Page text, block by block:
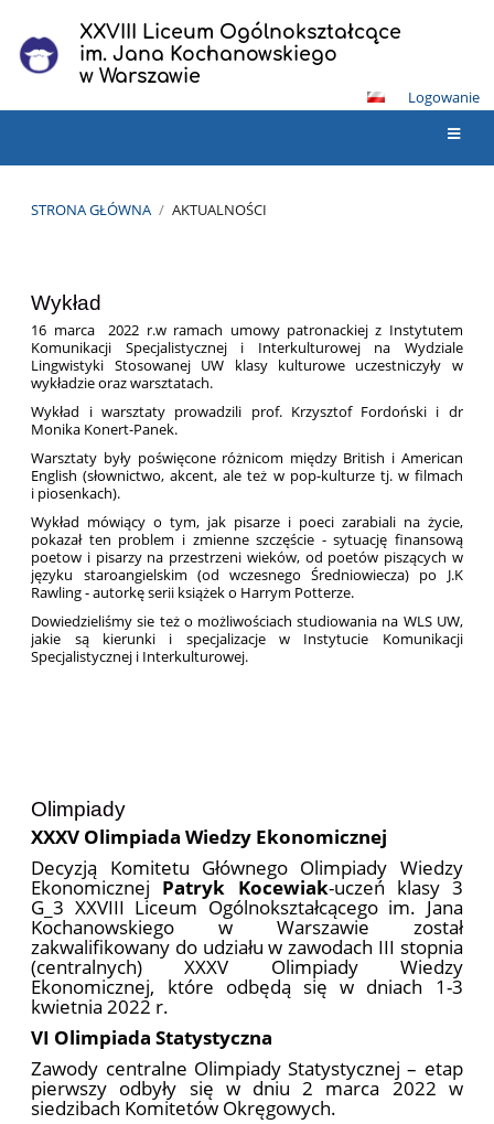
XXVIII Liceum Ogólnokształcące
im. Jana Kochanowskiego
w Warszawie
Logowanie
STRONA GŁÓWNA / AKTUALNOŚCI
Wykład
16 marca 2022 r.w ramach umowy patronackiej z Instytutem
Komunikacji Specjalistycznej i Interkulturowej na Wydziale
Lingwistyki Stosowanej UW klasy kulturowe uczestniczyły w
wykładzie oraz warsztatach.
Wykład i warsztaty prowadzili prof. Krzysztof Fordoński i dr
Monika Konert-Panek.
Warsztaty były poświęcone różnicom między British i American
English (słownictwo, akcent, ale też w pop-kulturze tj. w filmach
i piosenkach).
Wykład mówiący o tym, jak pisarze i poeci zarabiali na życie,
pokazał ten problem i zmienne szczęście - sytuację finansową
poetow i pisarzy na przestrzeni wieków, od poetów piszących w
języku staroangielskim (od wczesnego Średniowiecza) po J.K
Rawling - autorkę serii książek o Harrym Potterze.
Dowiedzieliśmy sie też o możliwościach studiowania na WLS UW,
jakie są kierunki i specjalizacje w Instytucie Komunikacji
Specjalistycznej i Interkulturowej.
Olimpiady
XXXV Olimpiada Wiedzy Ekonomicznej
Decyzją Komitetu Głównego Olimpiady Wiedzy
Ekonomicznej Patryk Kocewiak-uczeń klasy 3
G_3 XXVIII Liceum Ogólnokształcącego im. Jana
Kochanowskiego w Warszawie został
zakwalifikowany do udziału w zawodach III stopnia
(centralnych) XXXV Olimpiady Wiedzy
Ekonomicznej, które odbędą się w dniach 1-3
kwietnia 2022 r.
VI Olimpiada Statystyczna
Zawody centralne Olimpiady Statystycznej – etap
pierwszy odbyły się w dniu 2 marca 2022 w
siedzibach Komitetów Okręgowych.